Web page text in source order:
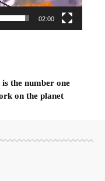
02:00
the number one
on the planet